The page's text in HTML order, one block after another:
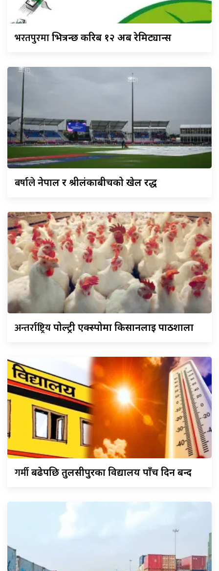
भरतपुरमाभित्रन्छ करिब १२ अर्ब रेमिट्यान्स
बर्षालेनेपाल र श्रीलंकाबीचको खेल रद्ध
अन्तर्राष्ट्रियपोल्ट्री एक्स्पोमा किसानलाई पाठशाला
गर्मीबढेपछि तुलसीपुरका विद्यालय पाँच दिन बन्द